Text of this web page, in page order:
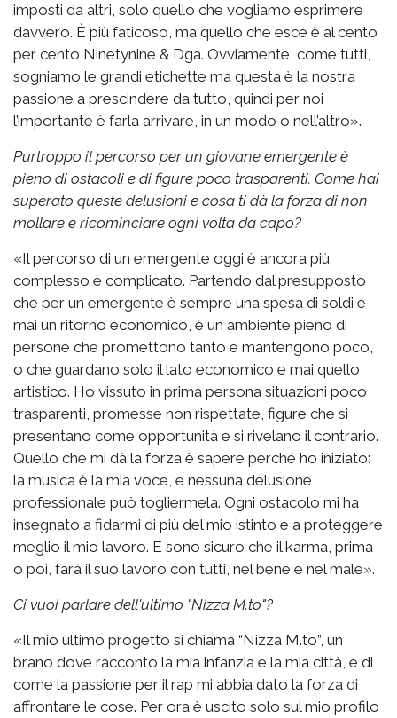
imposti da altri, solo quello che vogliamo esprimere
davvero. È più faticoso, ma quello che esce è al cento
per cento Ninetynine & Dga. Ovviamente, come tutti,
sogniamo le grandi etichette ma questa è la nostra
passione a prescindere da tutto, quindi per noi
l’importante è farla arrivare, in un modo o nell’altro».
Purtroppo il percorso per un giovane emergente è
pieno di ostacoli e di figure poco trasparenti. Come hai
superato queste delusioni e cosa ti dà la forza di non
mollare e ricominciare ogni volta da capo?
«Il percorso di un emergente oggi è ancora più
complesso e complicato. Partendo dal presupposto
che per un emergente è sempre una spesa di soldi e
mai un ritorno economico, è un ambiente pieno di
persone che promettono tanto e mantengono poco,
o che guardano solo il lato economico e mai quello
artistico. Ho vissuto in prima persona situazioni poco
trasparenti, promesse non rispettate, figure che si
presentano come opportunità e si rivelano il contrario.
Quello che mi dà la forza è sapere perché ho iniziato:
la musica è la mia voce, e nessuna delusione
professionale può togliermela. Ogni ostacolo mi ha
insegnato a fidarmi di più del mio istinto e a proteggere
meglio il mio lavoro. E sono sicuro che il karma, prima
o poi, farà il suo lavoro con tutti, nel bene e nel male».
Ci vuoi parlare dell'ultimo "Nizza M.to"?
«Il mio ultimo progetto si chiama “Nizza M.to”, un
brano dove racconto la mia infanzia e la mia città, e di
come la passione per il rap mi abbia dato la forza di
affrontare le cose. Per ora è uscito solo sul mio profilo